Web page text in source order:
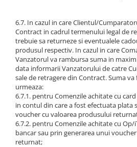
6.7. In cazul in care Clientul/
Contract in cadrul termenului legal de
trebuie sa returneze si eventualele
produsul respectiv. In cazul in care
Vanzatorul va rambursa suma in maxim
data informarii Vanzatorului de catre
sale de retragere din Contract. Suma
urmeaza:
6.7.1. pentru Comenzile achitate cu
in contul din care a fost efectuata plata
voucher cu valoarea produsului
6.7.2. pentru Comenzile achitate cu
bancar sau prin generarea unui
returnat;